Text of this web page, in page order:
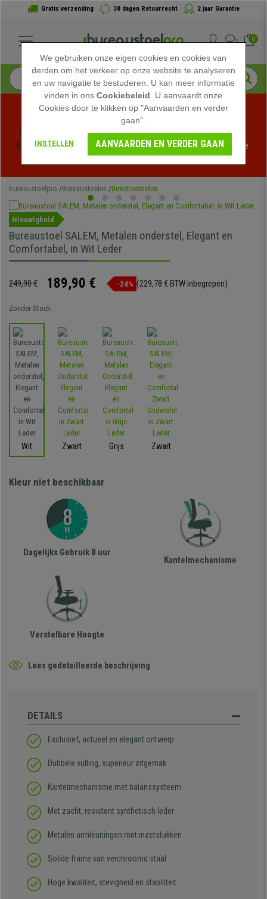
Gratis verzending 30 dagen Retourrecht 2 jaar Garantie
0
Profiteer van de Zomeruitverkoop bij bureaustoelpro!
Exclusieve kortingen voor een beperkte tijd - Bekijk de
bureaustoelpro Bureaustoelen Directiestoelen
Nieuwigheid
Bureaustoel SALEM, Metalen onderstel, Elegant en
Comfortabel, in Wit Leder
249,90 € 189,90 € -24% (229,78 € BTW inbegrepen)
Zonder Stock
Wit Zwart Grijs Zwart
Kleur niet beschikbaar
Dagelijks Gebruik 8 uur
Kantelmechanisme
Verstelbare Hoogte
Lees gedetailleerde beschrijving
DETAILS
Exclusief, actueel en elegant ontwerp
Dubbele vulling, superieur zitgemak
Kantelmechanisme met balanssysteem
Met zacht, resistent synthetisch leder
Metalen armleuningen met inzetstukken
Solide frame van verchroomd staal
Hoge kwaliteit, stevigheid en stabiliteit
We gebruiken onze eigen cookies en cookies van
derden om het verkeer op onze website te analyseren
en uw navigatie te bestuderen. U kan meer informatie
vinden in onsCookiebeleid . U aanvaardt onze
Cookies door te klikken op "Aanvaarden en verder
gaan".
INSTELLEN AANVAARDEN EN VERDER GAAN